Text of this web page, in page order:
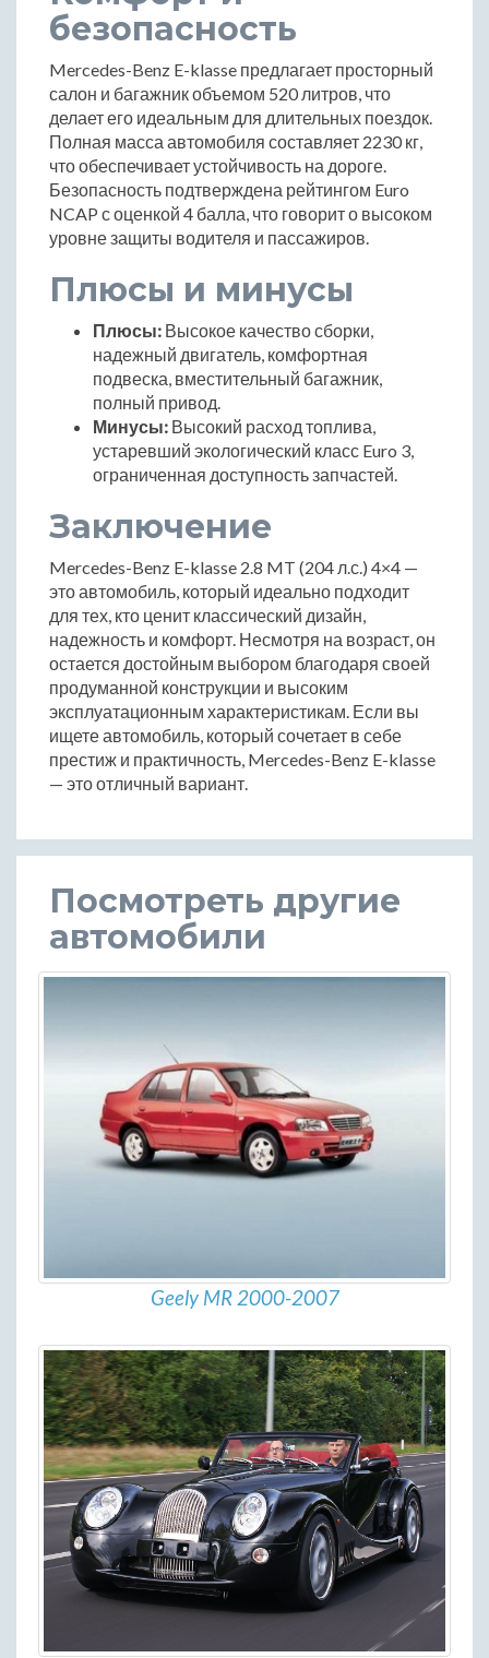
безопасность
Mercedes-Benz E-klasse предлагает просторный
салон и багажник объемом 520 литров, что
делает его идеальным для длительных поездок.
Полная масса автомобиля составляет 2230 кг,
что обеспечивает устойчивость на дороге.
Безопасность подтверждена рейтингом Euro
NCAP с оценкой 4 балла, что говорит о высоком
уровне защиты водителя и пассажиров.
Плюсы и минусы
Плюсы: Высокое качество сборки,
надежный двигатель, комфортная
подвеска, вместительный багажник,
полный привод.
Минусы: Высокий расход топлива,
устаревший экологический класс Euro 3,
ограниченная доступность запчастей.
Заключение
Mercedes-Benz E-klasse 2.8 MT (204 л.с.) 4×4 —
это автомобиль, который идеально подходит
для тех, кто ценит классический дизайн,
надежность и комфорт. Несмотря на возраст, он
остается достойным выбором благодаря своей
продуманной конструкции и высоким
эксплуатационным характеристикам. Если вы
ищете автомобиль, который сочетает в себе
престиж и практичность, Mercedes-Benz E-klasse
— это отличный вариант.
Посмотреть другие
автомобили
Geely MR 2000-2007